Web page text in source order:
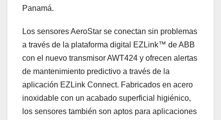
Panamá.
Los sensores AeroStar se conectan sin problemas
a través de la plataforma digital EZLink™ de ABB
con el nuevo transmisor AWT424 y ofrecen alertas
de mantenimiento predictivo a través de la
aplicación EZLink Connect. Fabricados en acero
inoxidable con un acabado superficial higiénico,
los sensores también son aptos para aplicaciones